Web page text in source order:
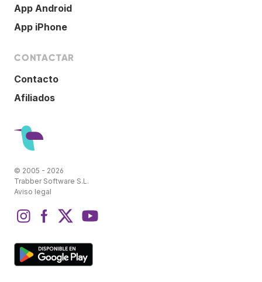
App Android
App iPhone
CONTACTAR
Contacto
Afiliados
© 2005 - 2026
Trabber Software S.L.
Aviso legal